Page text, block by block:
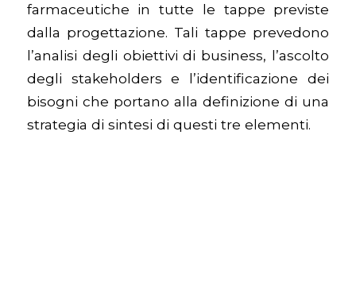
farmaceutiche in tutte le tappe previste
dalla progettazione. Tali tappe prevedono
l’analisi degli obiettivi di business, l’ascolto
degli stakeholders e l’identificazione dei
bisogni che portano alla definizione di una
strategia di sintesi di questi tre elementi.